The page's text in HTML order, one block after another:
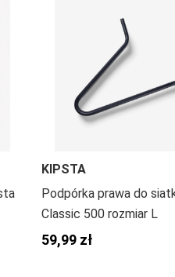
KIPSTA
Podpórka prawa do
Classic 500 rozmiar L
59,99 zł